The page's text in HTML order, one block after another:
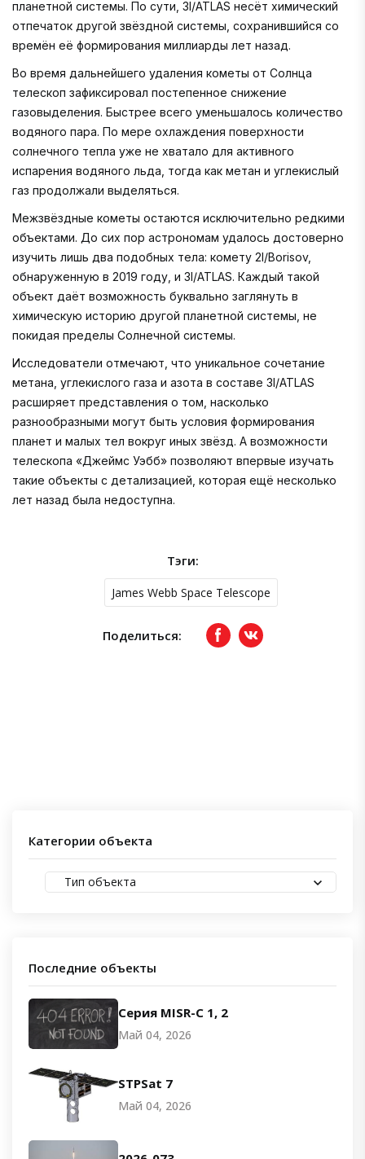
планетной системы. По сути, 3I/ATLAS несёт химический
отпечаток другой звёздной системы, сохранившийся со
времён её формирования миллиарды лет назад.
Во время дальнейшего удаления кометы от Солнца
телескоп зафиксировал постепенное снижение
газовыделения. Быстрее всего уменьшалось количество
водяного пара. По мере охлаждения поверхности
солнечного тепла уже не хватало для активного
испарения водяного льда, тогда как метан и углекислый
газ продолжали выделяться.
Межзвёздные кометы остаются исключительно редкими
объектами. До сих пор астрономам удалось достоверно
изучить лишь два подобных тела: комету 2I/Borisov,
обнаруженную в 2019 году, и 3I/ATLAS. Каждый такой
объект даёт возможность буквально заглянуть в
химическую историю другой планетной системы, не
покидая пределы Солнечной системы.
Исследователи отмечают, что уникальное сочетание
метана, углекислого газа и азота в составе 3I/ATLAS
расширяет представления о том, насколько
разнообразными могут быть условия формирования
планет и малых тел вокруг иных звёзд. А возможности
телескопа «Джеймс Уэбб» позволяют впервые изучать
такие объекты с детализацией, которая ещё несколько
лет назад была недоступна.
Тэги:
James Webb Space Telescope
Поделиться: FacebookвКонтакте
Категории объекта
Тип объекта
Последние объекты
Серия MISR-C 1, 2
Май 04, 2026
STPSat 7
Май 04, 2026